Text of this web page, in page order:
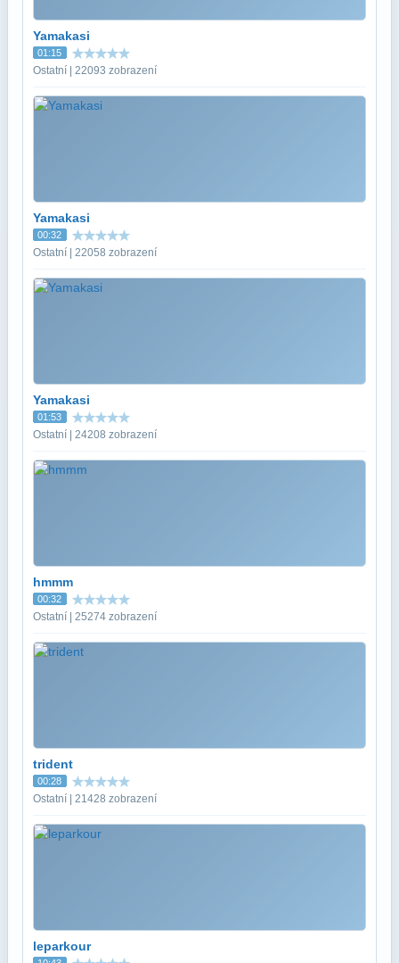
Yamakasi
01:15
Ostatní | 22093 zobrazení
Yamakasi
00:32
Ostatní | 22058 zobrazení
Yamakasi
01:53
Ostatní | 24208 zobrazení
hmmm
00:32
Ostatní | 25274 zobrazení
trident
00:28
Ostatní | 21428 zobrazení
leparkour